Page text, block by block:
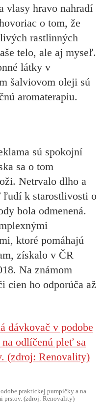
vlasy hravo nahradí
o tom, že
rastlinných
telo, ale aj myseľ.
látky v
šalviovom oleji sú
aromaterapiu.
sú spokojní
sa o tom
Netrvalo dlho a
ľudí k starostlivosti o
bola odmenená.
ktoré pomáhajú
získalo v ČR
Na známom
cien ho odporúča až
praktickej pumpičky a na
prstov. (zdroj: Renovality)